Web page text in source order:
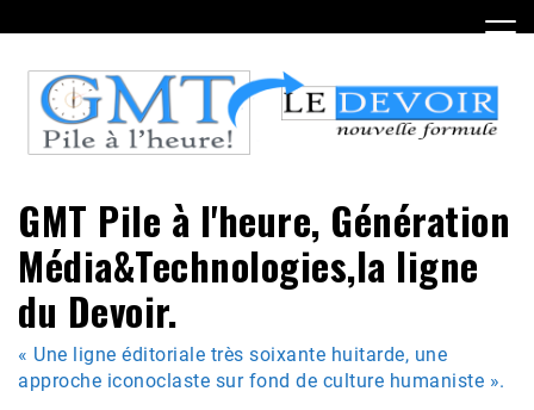
to
content
GMT Pile à l'heure, Génération
Média&Technologies,la ligne
du Devoir.
« Une ligne éditoriale très soixante huitarde, une
approche iconoclaste sur fond de culture humaniste ».